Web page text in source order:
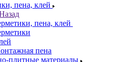
пена, клей
пена, клей
пена
плитные материалы